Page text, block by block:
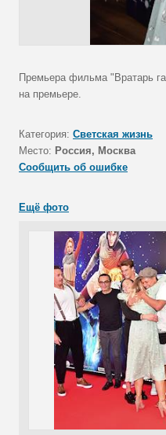
Премьера фильма "Вратарь
на премьере.
Категория: Светская жизнь
Место: Россия, Москва
Сообщить об ошибке
Ещё фото